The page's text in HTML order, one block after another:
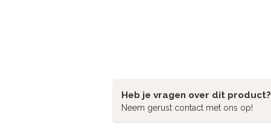
Heb je vragen over dit product?
Neem gerust contact met ons op!